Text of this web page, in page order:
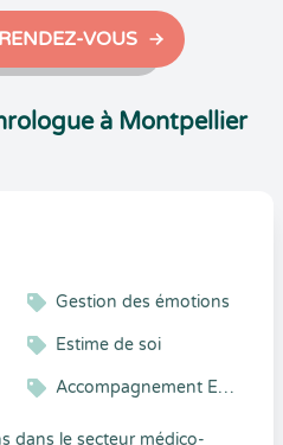
VOUS
à Montpellier
Gestion des émotions
Estime de soi
Accompagnement Enfant et Adolescent
dans le secteur médico-